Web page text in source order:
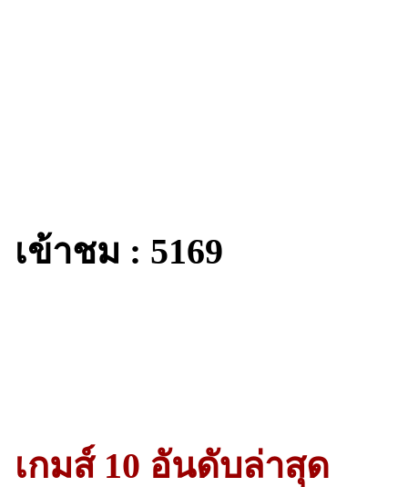
เข้าชม : 5169
เกมส์ 10 อันดับล่าสุด